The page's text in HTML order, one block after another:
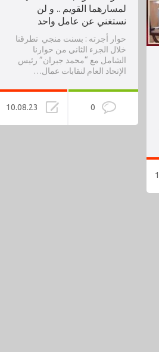
لمسارهما القويم .. و لن
نستغني عن عامل واحد
حوار أجرته : بسنت منجي تطرقنا
خلال الجزء الثاني من حوارنا
الشامل مع “محمد جبران” رئيس
الإتحاد العام لنقابات عمال…
0
10.08.23